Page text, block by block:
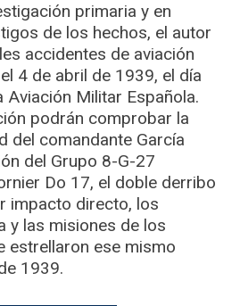
primaria y en
de los hechos, el autor
accidentes de aviación
4 de abril de 1939, el día
Aviación Militar Española.
podrán comprobar la
del comandante García
del Grupo 8-G-27
Do 17, el doble derribo
impacto directo, los
y las misiones de los
estrellaron ese mismo
1939.